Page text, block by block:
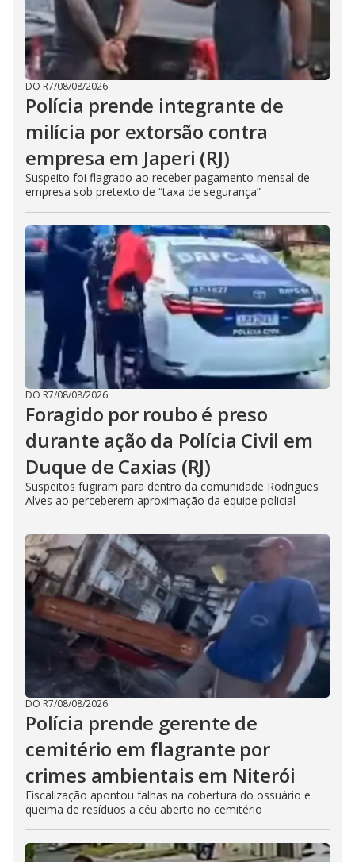
DO R7/08/08/2026
Polícia prende integrante de
milícia por extorsão contra
empresa em Japeri (RJ)
Suspeito foi flagrado ao receber pagamento mensal de
empresa sob pretexto de “taxa de segurança”
DO R7/08/08/2026
Foragido por roubo é preso
durante ação da Polícia Civil em
Duque de Caxias (RJ)
Suspeitos fugiram para dentro da comunidade Rodrigues
Alves ao perceberem aproximação da equipe policial
DO R7/08/08/2026
Polícia prende gerente de
cemitério em flagrante por
crimes ambientais em Niterói
Fiscalização apontou falhas na cobertura do ossuário e
queima de resíduos a céu aberto no cemitério